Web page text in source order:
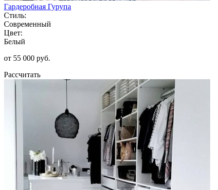
Гардеробная Гурупа
Стиль:
Современный
Цвет:
Белый
от 55 000 руб.
Рассчитать